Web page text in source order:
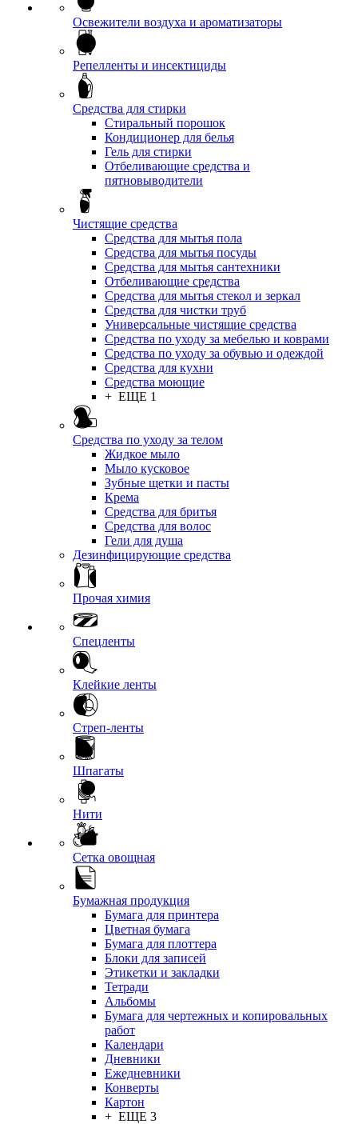
Освежители воздуха и ароматизаторы
Репелленты и инсектициды
Средства для стирки
Стиральный порошок
Кондиционер для белья
Гель для стирки
Отбеливающие средства и
пятновыводители
Чистящие средства
Средства для мытья пола
Средства для мытья посуды
Средства для мытья сантехники
Отбеливающие средства
Средства для мытья стекол и зеркал
Средства для чистки труб
Универсальные чистящие средства
Средства по уходу за мебелью и коврами
Средства по уходу за обувью и одеждой
Средства для кухни
Средства моющие
+ ЕЩЕ 1
Средства по уходу за телом
Жидкое мыло
Мыло кусковое
Зубные щетки и пасты
Крема
Средства для бритья
Средства для волос
Гели для душа
Дезинфицирующие средства
Прочая химия
Спецленты
Клейкие ленты
Стреп-ленты
Шпагаты
Нити
Сетка овощная
Бумажная продукция
Бумага для принтера
Цветная бумага
Бумага для плоттера
Блоки для записей
Этикетки и закладки
Тетради
Альбомы
Бумага для чертежных и копировальных
работ
Календари
Дневники
Ежедневники
Конверты
Картон
+ ЕЩЕ 3